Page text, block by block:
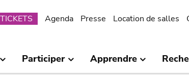
TICKETS Agenda Presse Location de salles
Participer Apprendre